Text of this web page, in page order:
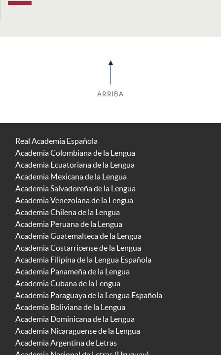
ARRIBA
Real Academia Española
Academia Colombiana de la Lengua
Academia Ecuatoriana de la Lengua
Academia Mexicana de la Lengua
Academia Salvadoreña de la Lengua
Academia Venezolana de la Lengua
Academia Chilena de la Lengua
Academia Peruana de la Lengua
Academia Guatemalteca de la Lengua
Academia Costarricense de la Lengua
Academia Filipina de la Lengua Española
Academia Panameña de la Lengua
Academia Cubana de la Lengua
Academia Paraguaya de la Lengua Española
Academia Boliviana de la Lengua
Academia Dominicana de la Lengua
Academia Nicaragüense de la Lengua
Academia Argentina de Letras